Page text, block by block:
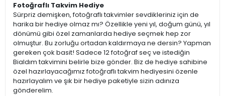
Fotoğraflı Takvim Hediye
Sürpriz demişken, fotoğraflı takvimler sevdikleriniz için de
harika bir hediye olmaz mı? Özellikle yeni yıl, doğum günü, yıl
dönümü gibi özel zamanlarda hediye seçmek hep zor
olmuştur. Bu zorluğu ortadan kaldırmaya ne dersin? Yapman
gereken çok basit! Sadece 12 fotoğraf seç ve istediğin
Bialdım takvimini belirle bize gönder. Biz de hediye sahibine
özel hazırlayacağımız fotoğraflı takvim hediyesini özenle
hazırlayalım ve şık bir hediye paketiyle sizin adınıza
gönderelim.